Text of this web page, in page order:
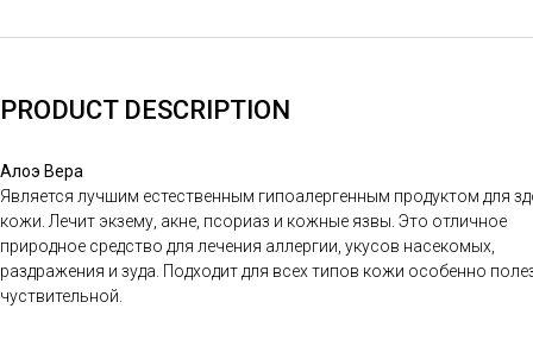
PRODUCT DESCRIPTION
Алоэ Вера
Является лучшим естественным гипоалергенным продуктом для
кожи. Лечит экзему, акне, псориаз и кожные язвы. Это отличное
природное средство для лечения аллергии, укусов насекомых,
раздражения и зуда. Подходит для всех типов кожи особенно
чуствительной.